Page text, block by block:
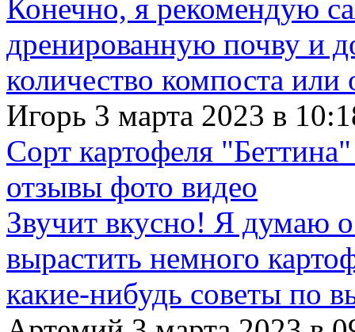
Конечно, я рекомендую
дренированную почву и
количество компоста
Игорь 3 марта 2023 в
Сорт картофеля
отзывы фото видео
Звучит вкусно! Я думаю
вырастить немного
какие-нибудь советы по